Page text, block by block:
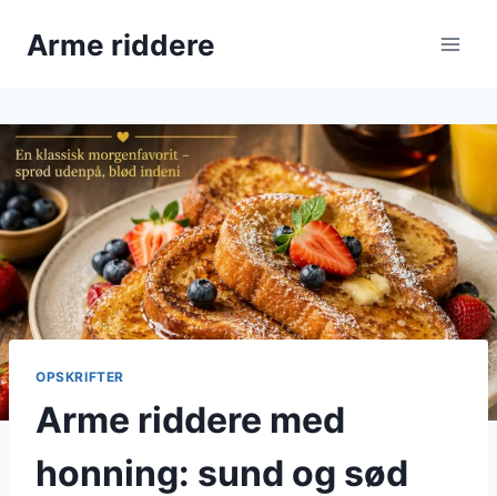
Arme riddere
OPSKRIFTER
Arme riddere med
honning: sund og sød